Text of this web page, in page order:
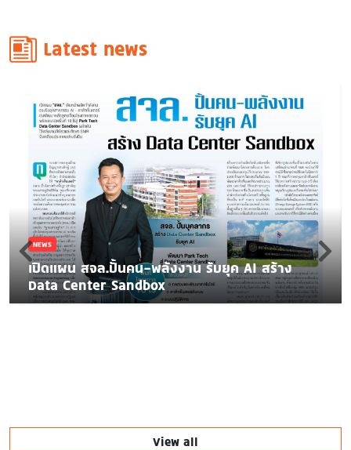
Latest news
NEWS
เปิดแผน สจล.ปั้นคน-พลังงาน รับยุค AI สร้าง
Data Center Sandbox
View all